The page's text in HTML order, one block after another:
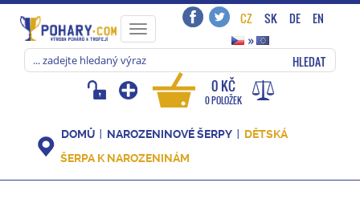
Toggle
navigation
CZ SK DE
EN
»
HLEDAT
0 KČ
0 POLOŽEK
DOMŮ NAROZENINOVÉ ŠERPY
DĚTSKÁ
ŠERPA K NAROZENINÁM